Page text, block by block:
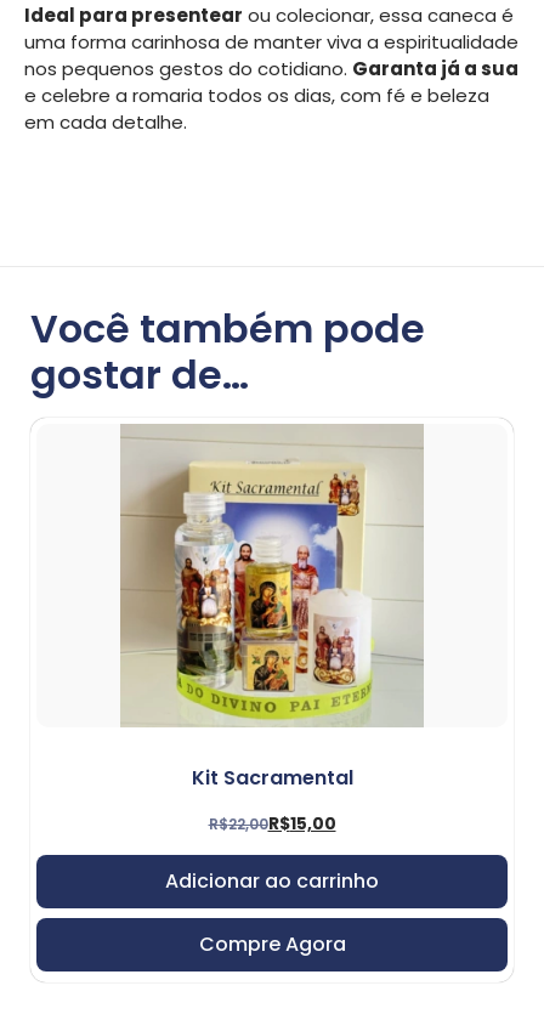
Ideal para presentear ou colecionar, essa caneca é
uma forma carinhosa de manter viva a espiritualidade
nos pequenos gestos do cotidiano. Garanta já a sua
e celebre a romaria todos os dias, com fé e beleza
em cada detalhe.
Você também pode
gostar de…
Kit Sacramental
R$22,00R$15,00
Adicionar ao carrinho
Compre Agora